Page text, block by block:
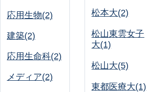
応用生物(2)
建築(2)
応用生命科(2)
メディア(2)
松本大(2)
松山東雲女子
大(1)
松山大(5)
東都医療大(1)